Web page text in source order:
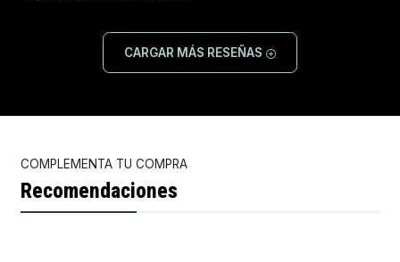
CARGAR MÁS RESEÑAS
COMPLEMENTA TU COMPRA
Recomendaciones